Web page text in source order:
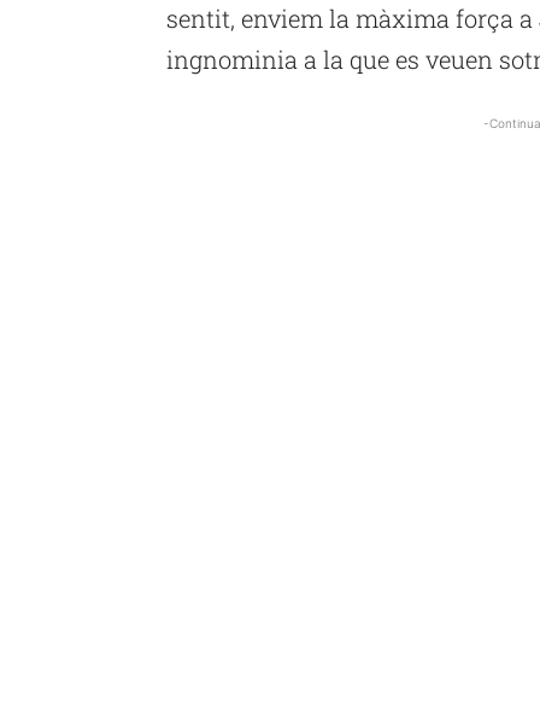
sentit, enviem la màxima força
ingnominia a la que es veuen
-